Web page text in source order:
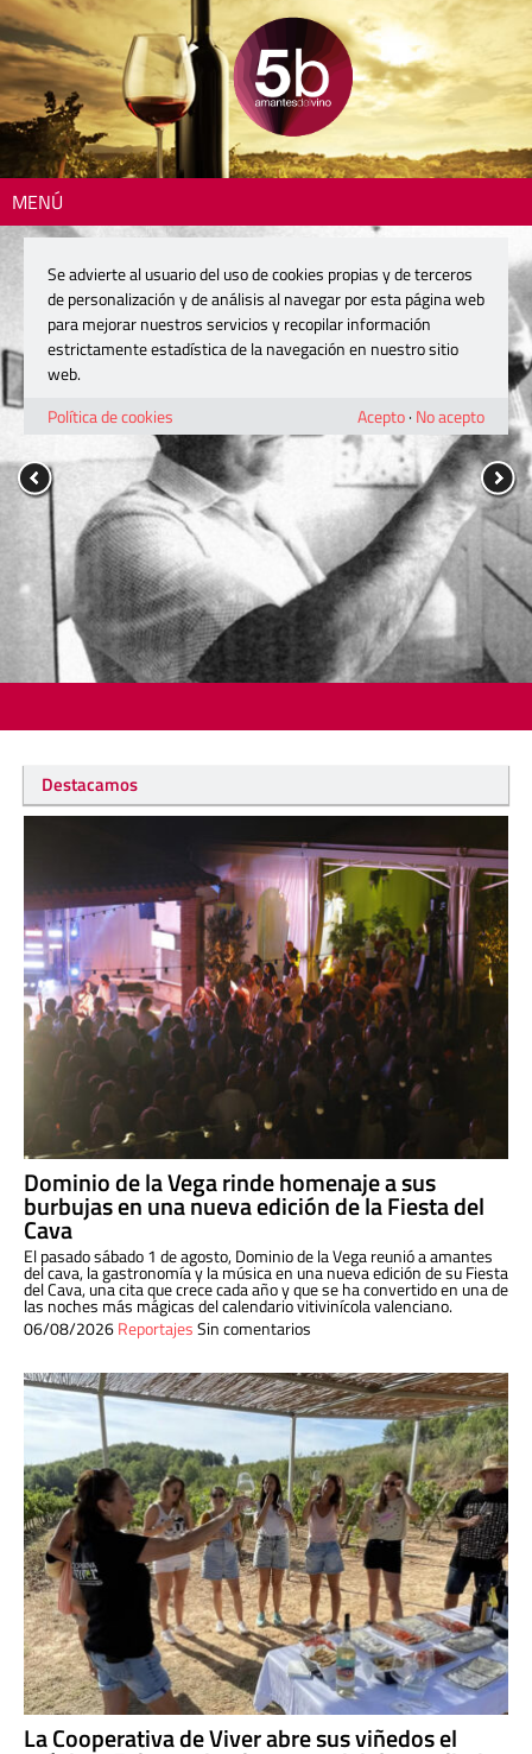
MENÚ
Destacamos
Dominio de la Vega rinde homenaje a sus
burbujas en una nueva edición de la Fiesta del
Cava
El pasado sábado 1 de agosto, Dominio de la Vega reunió a amantes
del cava, la gastronomía y la música en una nueva edición de su Fiesta
del Cava, una cita que crece cada año y que se ha convertido en una de
las noches más mágicas del calendario vitivinícola valenciano.
06/08/2026ReportajesSin comentarios
La Cooperativa de Viver abre sus viñedos el
Se advierte al usuario del uso de cookies propias y de terceros
de personalización y de análisis al navegar por esta página web
para mejorar nuestros servicios y recopilar información
estrictamente estadística de la navegación en nuestro sitio
web.
Política de cookies
Acepto· No acepto